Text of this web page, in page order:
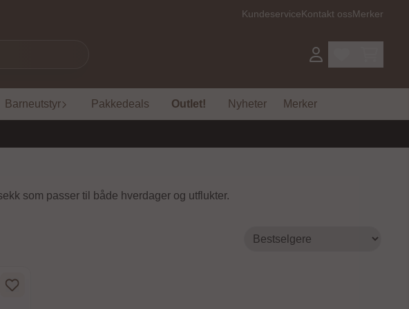
KundeserviceKontakt ossMerker
Barneutstyr Pakkedeals Outlet! Nyheter Merker
som passer til både hverdager og utflukter.